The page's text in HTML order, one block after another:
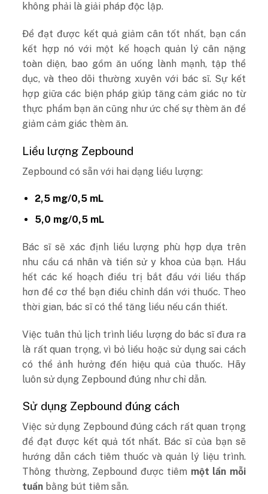
không phải là giải pháp độc lập.
Để đạt được kết quả giảm cân tốt nhất, bạn cần
kết hợp nó với một kế hoạch quản lý cân nặng
toàn diện, bao gồm ăn uống lành mạnh, tập thể
dục, và theo dõi thường xuyên với bác sĩ. Sự kết
hợp giữa các biện pháp giúp tăng cảm giác no từ
thực phẩm bạn ăn cũng như ức chế sự thèm ăn để
giảm cảm giác thèm ăn.
Liều lượng Zepbound
Zepbound có sẵn với hai dạng liều lượng:
2,5 mg/0,5 mL
5,0 mg/0,5 mL
Bác sĩ sẽ xác định liều lượng phù hợp dựa trên
nhu cầu cá nhân và tiền sử y khoa của bạn. Hầu
hết các kế hoạch điều trị bắt đầu với liều thấp
hơn để cơ thể bạn điều chỉnh dần với thuốc. Theo
thời gian, bác sĩ có thể tăng liều nếu cần thiết.
Việc tuân thủ lịch trình liều lượng do bác sĩ đưa ra
là rất quan trọng, vì bỏ liều hoặc sử dụng sai cách
có thể ảnh hưởng đến hiệu quả của thuốc. Hãy
luôn sử dụng Zepbound đúng như chỉ dẫn.
Sử dụng Zepbound đúng cách
Việc sử dụng Zepbound đúng cách rất quan trọng
để đạt được kết quả tốt nhất. Bác sĩ của bạn sẽ
hướng dẫn cách tiêm thuốc và quản lý liệu trình.
Thông thường, Zepbound được tiêm một lần mỗi
tuần bằng bút tiêm sẵn.